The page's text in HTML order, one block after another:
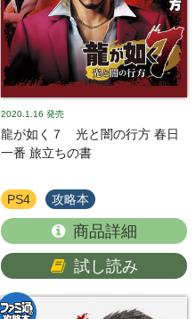
2020.1.16 発売
龍が如く７ 光と闇の行方 春日
一番 旅立ちの書
PS4 攻略本
商品詳細
試し読み